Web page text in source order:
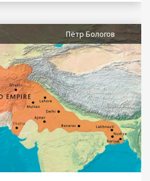
Пётр Бологов